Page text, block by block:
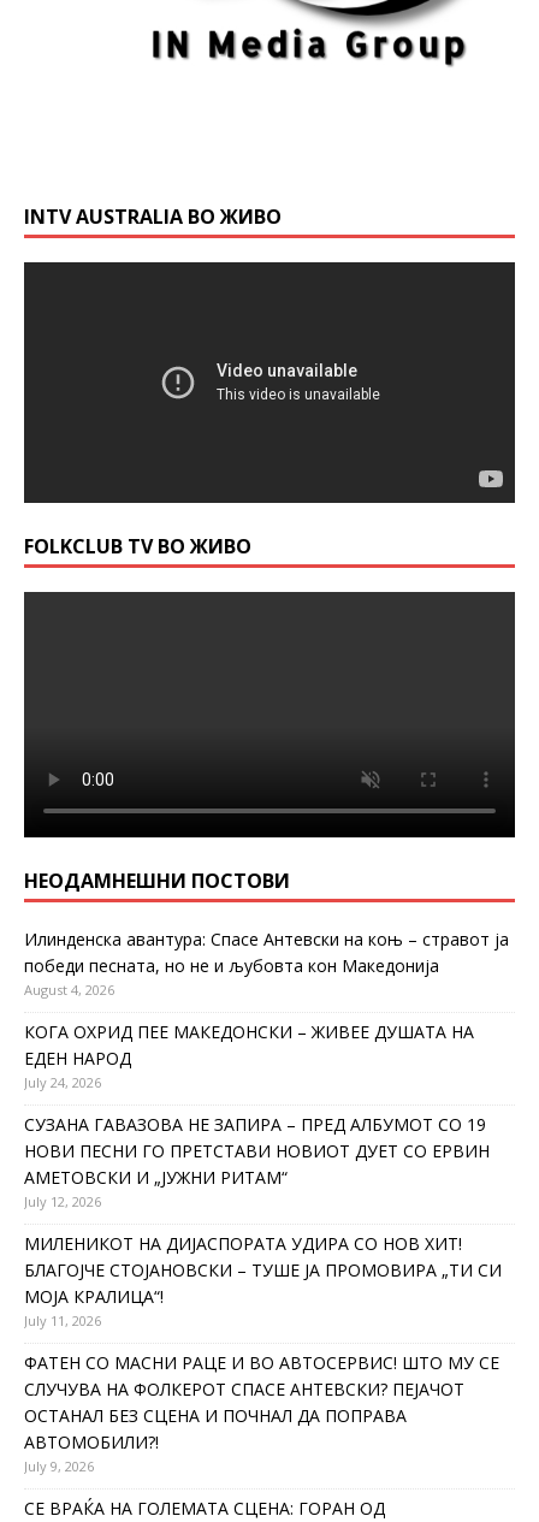
INTV AUSTRALIA ВО ЖИВО
FOLKCLUB TV ВО ЖИВО
НЕОДАМНЕШНИ ПОСТОВИ
Илинденска авантура: Спасе Антевски на коњ – стравот ја
победи песната, но не и љубовта кон Македонија
August 4, 2026
КОГА ОХРИД ПЕЕ МАКЕДОНСКИ – ЖИВЕЕ ДУШАТА НА
ЕДЕН НАРОД
July 24, 2026
СУЗАНА ГАВАЗОВА НЕ ЗАПИРА – ПРЕД АЛБУМОТ СО 19
НОВИ ПЕСНИ ГО ПРЕТСТАВИ НОВИОТ ДУЕТ СО ЕРВИН
АМЕТОВСКИ И „ЈУЖНИ РИТАМ“
July 12, 2026
МИЛЕНИКОТ НА ДИЈАСПОРАТА УДИРА СО НОВ ХИТ!
БЛАГОЈЧЕ СТОЈАНОВСКИ – ТУШЕ ЈА ПРОМОВИРА „ТИ СИ
МОЈА КРАЛИЦА“!
July 11, 2026
ФАТЕН СО МАСНИ РАЦЕ И ВО АВТОСЕРВИС! ШТО МУ СЕ
СЛУЧУВА НА ФОЛКЕРОТ СПАСЕ АНТЕВСКИ? ПЕЈАЧОТ
ОСТАНАЛ БЕЗ СЦЕНА И ПОЧНАЛ ДА ПОПРАВА
АВТОМОБИЛИ?!
July 9, 2026
СЕ ВРАЌА НА ГОЛЕМАТА СЦЕНА: ГОРАН ОД